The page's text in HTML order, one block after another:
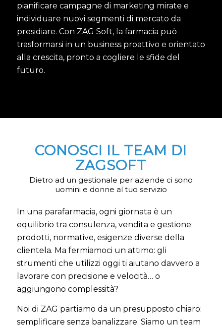
pianificare campagne di marketing mirate e
individuare nuovi segmenti di mercato da
presidiare. Con ZAG Soft, la farmacia può
trasformarsi in un business proattivo e orientato
alla crescita, pronto a cogliere le sfide del
futuro.
CONOSCI IL TEAM DI
ZAGSOFT
Dietro ad un gestionale per aziende ci sono
uomini e donne al tuo servizio
In una parafarmacia, ogni giornata è un
equilibrio tra consulenza, vendita e gestione:
prodotti, normative, esigenze diverse della
clientela. Ma fermiamoci un attimo: gli
strumenti che utilizzi oggi ti aiutano davvero a
lavorare con precisione e velocità… o
aggiungono complessità?
Noi di ZAG partiamo da un presupposto chiaro:
semplificare senza banalizzare. Siamo un team